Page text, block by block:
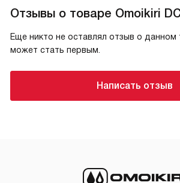
Отзывы о товаре Omoikiri
Еще никто не оставлял отзыв о
может стать первым.
Написать отзыв